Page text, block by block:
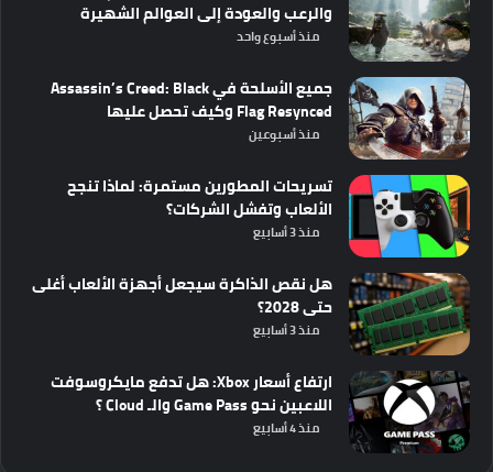
والرعب والعودة إلى العوالم الشهيرة
منذ أسبوع واحد
جميع الأسلحة في Assassin’s Creed: Black
Flag Resynced وكيف تحصل عليها
منذ أسبوعين
تسريحات المطورين مستمرة: لماذا تنجح
الألعاب وتفشل الشركات؟
منذ 3 أسابيع
هل نقص الذاكرة سيجعل أجهزة الألعاب أغلى
حتى 2028؟
منذ 3 أسابيع
ارتفاع أسعار Xbox: هل تدفع مايكروسوفت
اللاعبين نحو Game Pass والـ Cloud ؟
منذ 4 أسابيع